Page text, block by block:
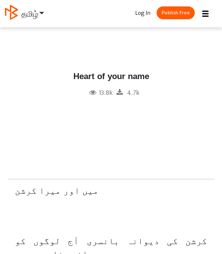
தமிழ் ☰
Log In Publish Free
Heart of your name
13.8k 4.7k
میں اور میرا کرشن
کرشن کی دیوانہ بانسری آج لوگوں کو